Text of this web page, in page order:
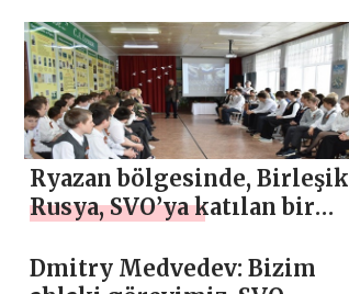
Ryazan bölgesinde, Birleşik
Rusya, SVO’ya katılan bir
plaketi açtı
Dmitry Medvedev: Bizim